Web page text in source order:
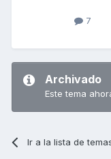
7
Archivado
Este tema
Ir a la lista de